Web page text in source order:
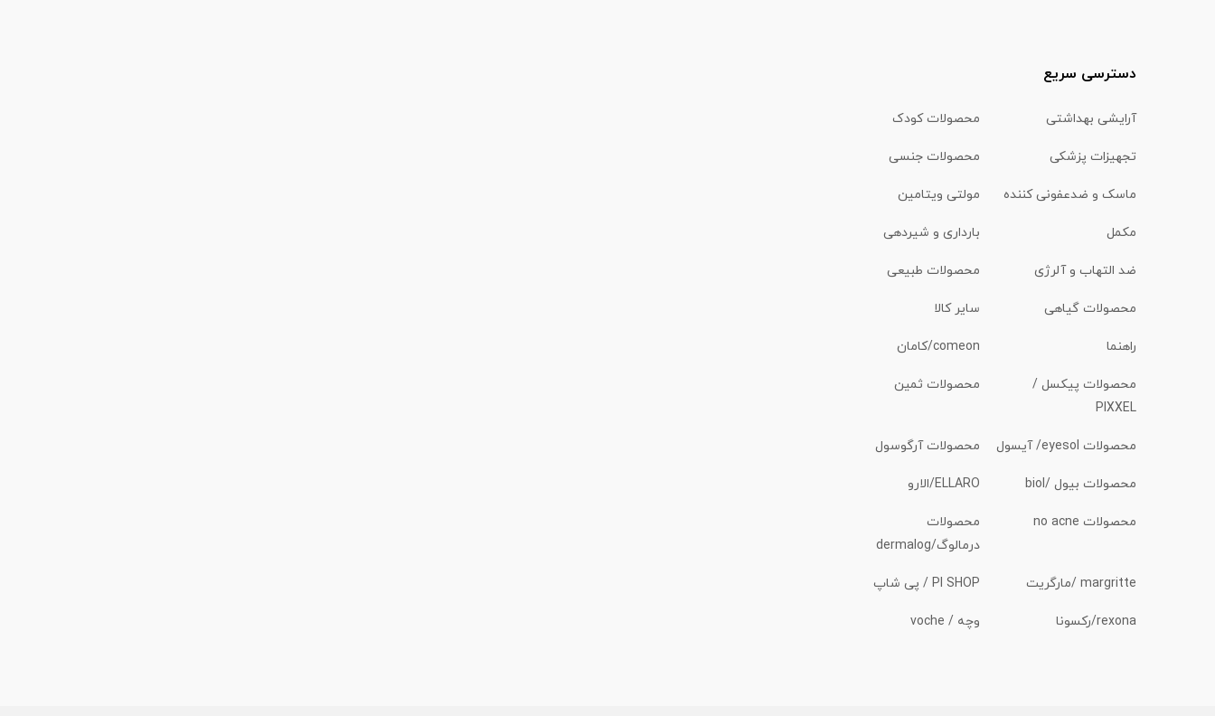
دسترسی سریع
آرایشی بهداشتی محصولات کودک
تجهیزات پزشکی محصولات جنسی
ماسک و ضدعفونی کننده مولتی ویتامین
مکمل بارداری و شیردهی
ضد التهاب و آلرژی محصولات طبیعی
محصولات گیاهی سایر کالا
راهنما comeon/کامان
محصولات پیکسل /
PIXXEL
محصولات ثمین
محصولات eyesol/ آیسول محصولات آرگوسول
محصولات بیول /biol ELLARO/الارو
محصولات no acne
محصولات
درمالوگ/dermalog
margritte /مارگریت PI SHOP / پی شاپ
rexona/رکسونا وچه / voche